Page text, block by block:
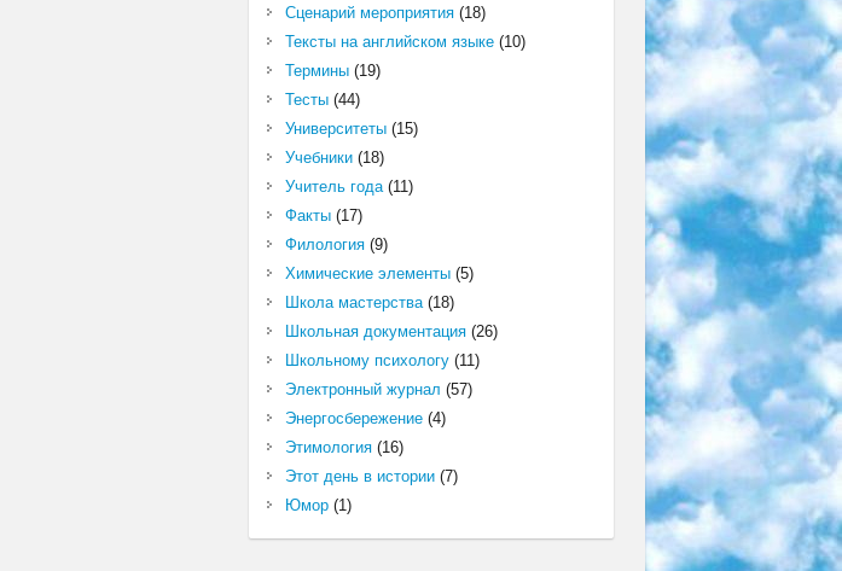
Сценарий мероприятия(18)
Тексты на английском языке(10)
Термины(19)
Тесты(44)
Университеты(15)
Учебники(18)
Учитель года(11)
Факты(17)
Филология(9)
Химические элементы(5)
Школа мастерства(18)
Школьная документация(26)
Школьному психологу(11)
Электронный журнал (57)
Энергосбережение(4)
Этимология(16)
Этот день в истории(7)
Юмор(1)